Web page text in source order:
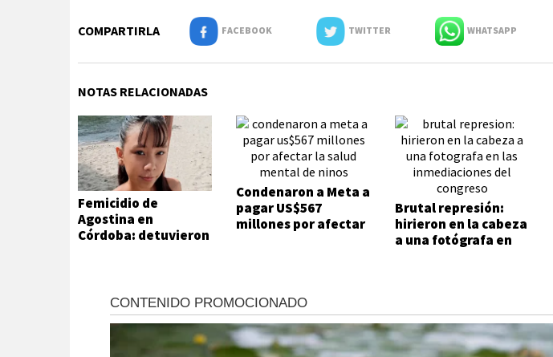
COMPARTIRLA FACEBOOK TWITTER WHATSAPP
NOTAS RELACIONADAS
Femicidio de
Agostina en
Córdoba: detuvieron
Condenaron a Meta a
pagar US$567
millones por afectar
Brutal represión:
hirieron en la cabeza
a una fotógrafa en